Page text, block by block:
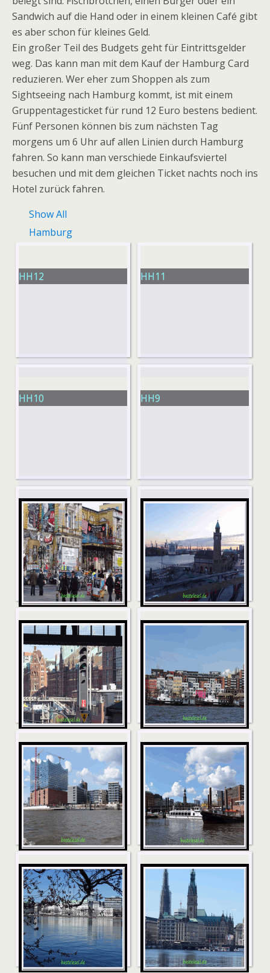
Sandwich auf die Hand oder in einem kleinen Café gibt
es aber schon für kleines Geld.
Ein großer Teil des Budgets geht für Eintrittsgelder
weg. Das kann man mit dem Kauf der Hamburg Card
reduzieren. Wer eher zum Shoppen als zum
Sightseeing nach Hamburg kommt, ist mit einem
Gruppentagesticket für rund 12 Euro bestens bedient.
Fünf Personen können bis zum nächsten Tag
morgens um 6 Uhr auf allen Linien durch Hamburg
fahren. So kann man verschiede Einkaufsviertel
besuchen und mit dem gleichen Ticket nachts noch ins
Hotel zurück fahren.
Show All
Hamburg
HH12 HH11
HH10 HH9
HH8 HH7
HH6 HH5
HH4 HH3a